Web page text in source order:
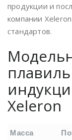
продукции и
компании
стандартов.
Xeleron
Масса